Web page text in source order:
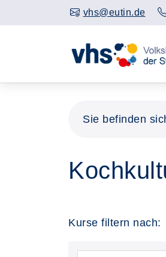
vhs@eutin.de
Sie befinden
Kurse filtern nach: